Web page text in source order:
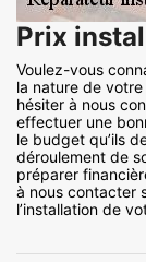
Prix
Voulez-vous
la nature de
hésiter à nous
effectuer une
le budget qu’ils
déroulement de
préparer
à nous contacter
l’installation de